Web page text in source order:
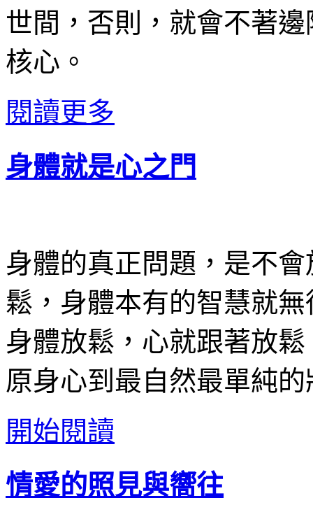
世間，否則，就會不著
核心。
閱讀更多
身體就是心之門
身體的真正問題，是不
鬆，身體本有的智慧就
身體放鬆，心就跟著放
原身心到最自然最單純的
開始閱讀
情愛的照見與嚮往